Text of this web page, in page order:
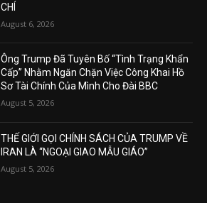
CHÍ
August 6, 2026
Ông Trump Đã Tuyên Bố “Tình Trạng Khẩn
Cấp” Nhằm Ngăn Chặn Việc Công Khai Hồ
Sơ Tài Chính Của Mình Cho Đài BBC
August 5, 2026
THẾ GIỚI GỌI CHÍNH SÁCH CỦA TRUMP VỀ
IRAN LÀ “NGOẠI GIAO MẪU GIÁO”
August 5, 2026